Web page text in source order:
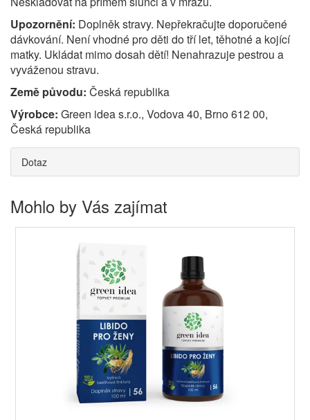
Upozornění: Doplněk stravy. Nepřekračujte doporučené
dávkování. Není vhodné pro děti do tří let, těhotné a kojící
matky. Ukládat mimo dosah dětí! Nenahrazuje pestrou a
vyváženou stravu.
Země původu: Česká republika
Výrobce: Green idea s.r.o., Vodova 40, Brno 612 00,
Česká republika
Dotaz
Mohlo by Vás zajímat